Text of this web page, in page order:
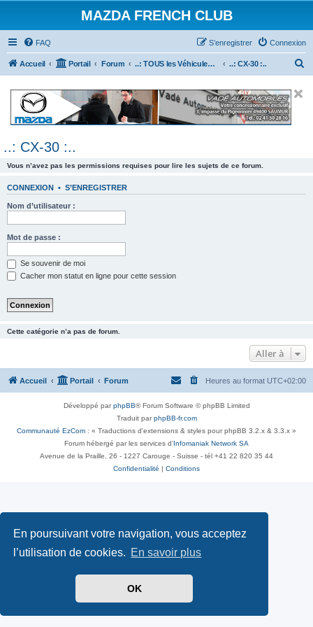
En poursuivant votre navigation, vous acceptez
l’utilisation de cookies. En savoir plus
OK
MAZDA FRENCH CLUB
FAQ Connexion
S’enregistrer
Accueil Portail Forum ..: TOUS les Véhicules MAZDA :.. ..: CX-30 :..
e
..: CX-30 :..
Vous n’avez pas les permissions requises pour lire les sujets de ce forum.
CONNEXION • S’ENREGISTRER
Nom d’utilisateur :
Mot de passe :
Se souvenir de moi
Cacher mon statut en ligne pour cette session
Cette catégorie n’a pas de forum.
Aller à
Accueil Portail Forum Heures au format UTC+02:00
Développé parphpBB® Forum Software © phpBB Limited
Traduit parphpBB-fr.com
Communauté EzCom : « Traductions d'extensions & styles pour phpBB 3.2.x & 3.3.x »
Forum hébergé par les services d’ Infomaniak Network SA
Avenue de la Praille, 26 - 1227 Carouge - Suisse - tél +41 22 820 35 44
Confidentialité
Conditions